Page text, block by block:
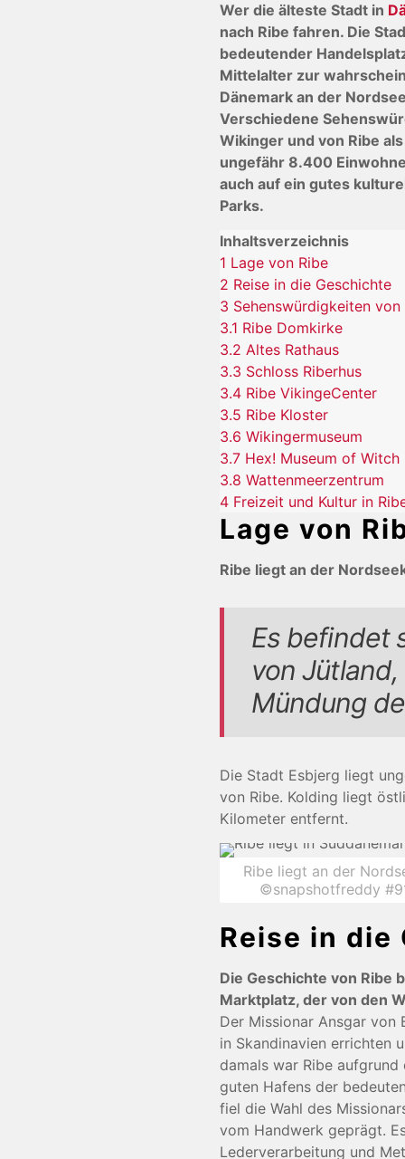
Wer die älteste Stadt in
nach Ribe fahren. Die
bedeutender
Mittelalter zur
Dänemark an der
Verschiedene
Wikinger und von Ribe
ungefähr 8.400
auch auf ein gutes
Parks.
Inhaltsverzeichnis
1 Lage von Ribe
2 Reise in die Geschichte
3 Sehenswürdigkeiten von
3.1 Ribe Domkirke
3.2 Altes Rathaus
3.3 Schloss Riberhus
3.4 Ribe VikingeCenter
3.5 Ribe Kloster
3.6 Wikingermuseum
3.7 Hex! Museum of Witch
3.8 Wattenmeerzentrum
4 Freizeit und Kultur in
Lage von
Ribe liegt an der
Es befindet
von
Mündung
Die Stadt Esbjerg liegt
von Ribe. Kolding liegt
Kilometer entfernt.
Ribe liegt an der
©snapshotfreddy
Reise in
Die Geschichte von Ribe
Marktplatz, der von den
Der Missionar Ansgar
in Skandinavien errichten
damals war Ribe
guten Hafens der
fiel die Wahl des
vom Handwerk geprägt.
Lederverarbeitung und